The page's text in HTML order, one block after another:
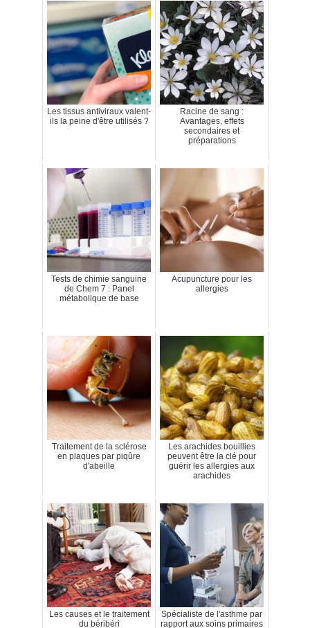
Les tissus antiviraux valent-
ils la peine d'être utilisés ?
Racine de sang :
Avantages, effets
secondaires et
préparations
Tests de chimie sanguine
de Chem 7 : Panel
métabolique de base
Acupuncture pour les
allergies
Traitement de la sclérose
en plaques par piqûre
d'abeille
Les arachides bouillies
peuvent être la clé pour
guérir les allergies aux
arachides
Les causes et le traitement
du béribéri
Spécialiste de l'asthme par
rapport aux soins primaires